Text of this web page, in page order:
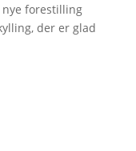
forestilling
der er glad